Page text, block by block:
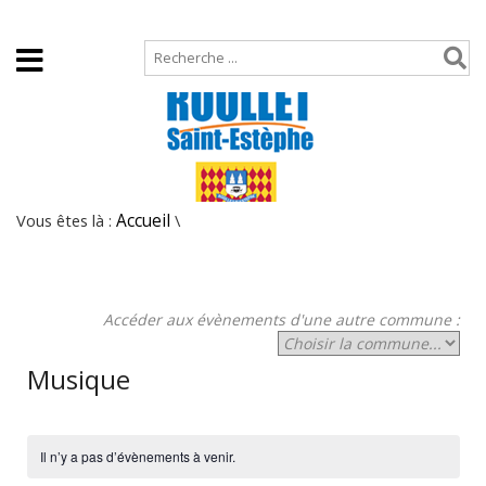
Vous êtes là : Accueil \
Accéder aux évènements d'une autre commune :
Musique
Il n’y a pas d’évènements à venir.